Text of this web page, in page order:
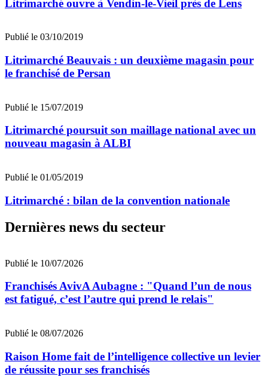
Litrimarché ouvre à Vendin-le-Vieil près de Lens
Publié le 03/10/2019
Litrimarché Beauvais : un deuxième magasin pour
le franchisé de Persan
Publié le 15/07/2019
Litrimarché poursuit son maillage national avec un
nouveau magasin à ALBI
Publié le 01/05/2019
Litrimarché : bilan de la convention nationale
Dernières news du secteur
Publié le 10/07/2026
Franchisés AvivA Aubagne : "Quand l’un de nous
est fatigué, c’est l’autre qui prend le relais"
Publié le 08/07/2026
Raison Home fait de l’intelligence collective un levier
de réussite pour ses franchisés